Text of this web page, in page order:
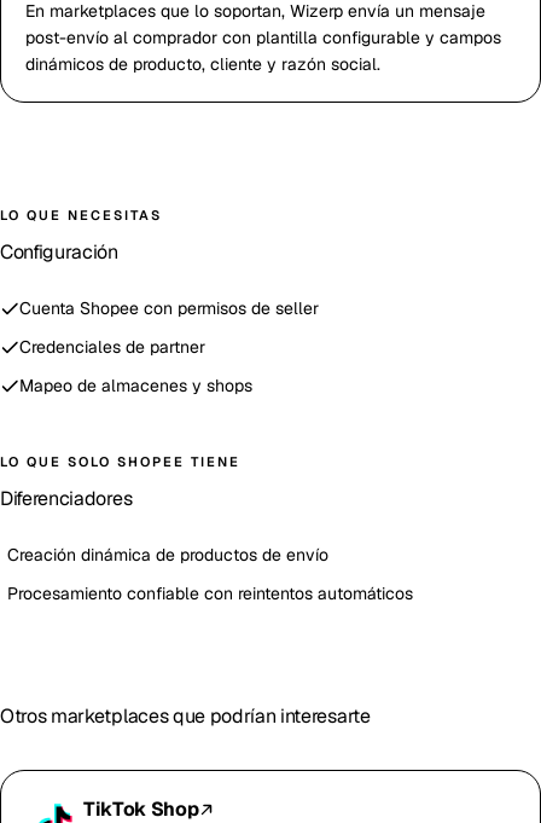
En marketplaces que lo soportan, Wizerp envía un mensaje
post-envío al comprador con plantilla configurable y campos
dinámicos de producto, cliente y razón social.
LO QUE NECESITAS
Configuración
Cuenta Shopee con permisos de seller
Credenciales de partner
Mapeo de almacenes y shops
LO QUE SOLO SHOPEE TIENE
Diferenciadores
Creación dinámica de productos de envío
Procesamiento confiable con reintentos automáticos
Otros marketplaces que podrían interesarte
TikTok Shop